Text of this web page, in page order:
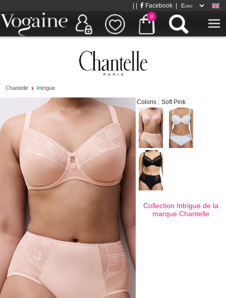
0
Facebook
Chantelle Intrigue
Coloris : Soft Pink
Collection Intrigue de la
marque Chantelle